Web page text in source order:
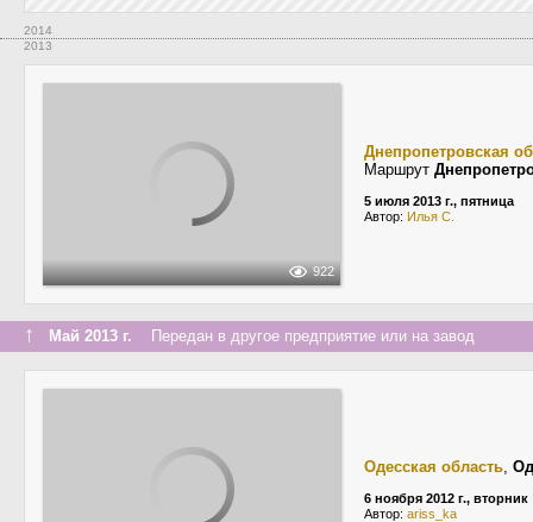
2014
2013
922
Днепропетровская
Маршрут
5 июля 2013 г., пятница
Автор: Илья С.
↑ Май 2013 г. Передан в другое предприятие или на завод
Одесская область,
6 ноября 2012 г., вторник
Автор: ariss_ka